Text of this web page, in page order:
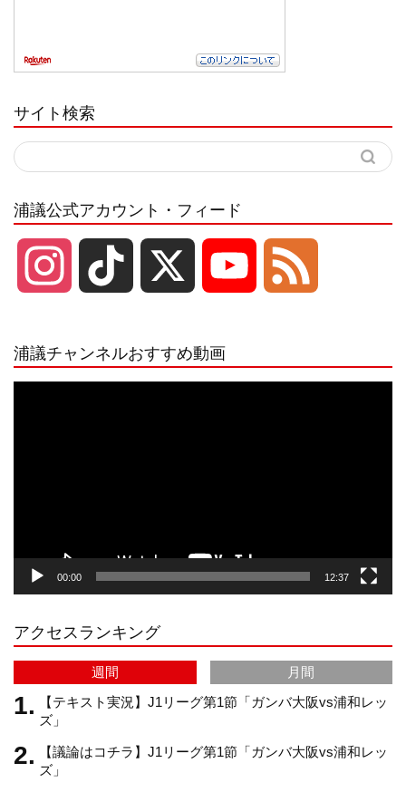
サイト検索
浦議公式アカウント・フィード
r
a
m
e
C
h
a
浦議チャンネルおすすめ動画
00:00 12:37
アクセスランキング
週間
月間
【テキスト実況】J1リーグ第1節「ガンバ大阪vs浦和レッ
ズ」
【議論はコチラ】J1リーグ第1節「ガンバ大阪vs浦和レッ
ズ」